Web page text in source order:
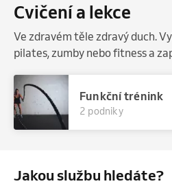
Cvičení a lekce
Ve zdravém těle zdravý duch.
pilates, zumby nebo fitness a
Funkční trénink
2 podniky
Jakou službu hledáte?